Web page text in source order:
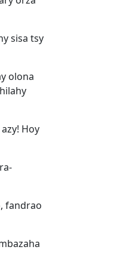
sisa tsy
olona
Hoy
fandrao